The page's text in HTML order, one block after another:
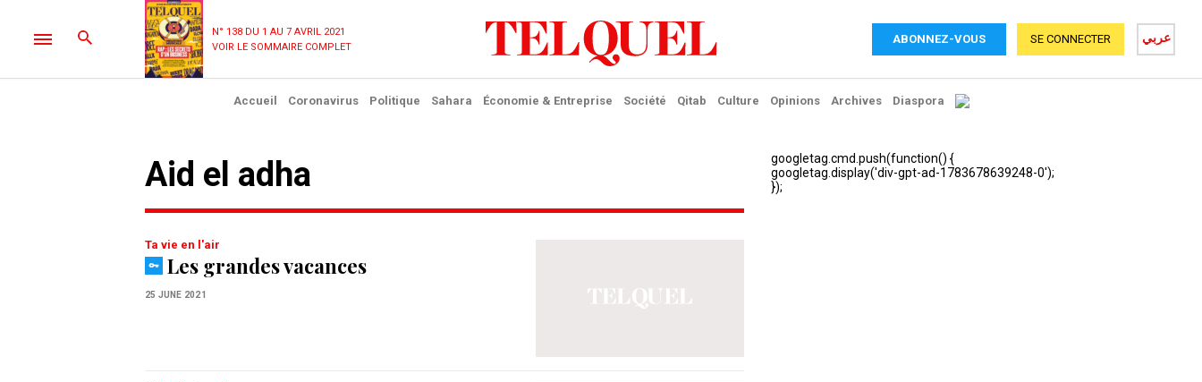
N° 138 DU 1 AU 7 AVRIL 2021
VOIR LE SOMMAIRE COMPLET
ABONNEZ-VOUS عربي SE CONNECTER
Accueil Coronavirus Politique Sahara Économie & Entreprise Société Qitab Culture Opinions Archives Diaspora
aid el adha
Ta vie en l'air
Les grandes vacances
25 JUNE 2021